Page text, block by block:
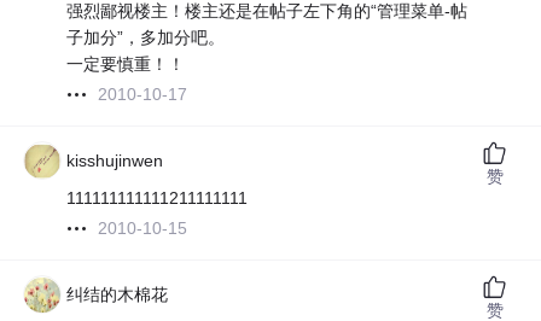
强烈鄙视楼主！楼主还是在帖子左下角的“管理菜单-帖
子加分”，多加分吧。
一定要慎重！！
2010-10-17
kisshujinwen
111111111111211111111
2010-10-15
赞
纠结的木棉花
赞